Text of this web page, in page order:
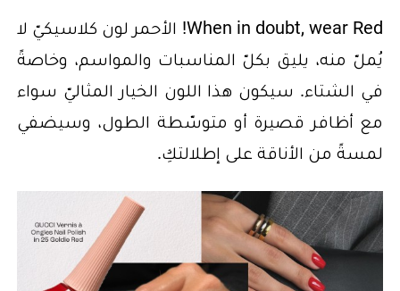
When in doubt, wear Red! الأحمر لون كلاسيكيّ لا
يُملّ منه، يليق بكلّ المناسبات والمواسم، وخاصةً
في الشتاء. سيكون هذا اللون الخيار المثاليّ سواء
مع أظافر قصيرة أو متوسّطة الطول، وسيضفي
لمسةً من الأناقة على إطلالتكِ.